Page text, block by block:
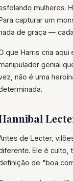
mulheres.
capturar um
de graça —
que Harris cria
genial
não é uma
de Lecter,
Ele é culto,
de "boa